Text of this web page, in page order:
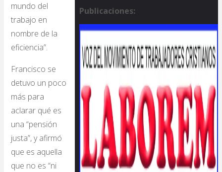
mundo del
trabajo en
nombre de la
eficiencia”.
Francisco se
detuvo un poco
más para
aclarar qué es
una “pensión
justa”, y afirmó
que es aquella
que no es “ni
Publicaciones: